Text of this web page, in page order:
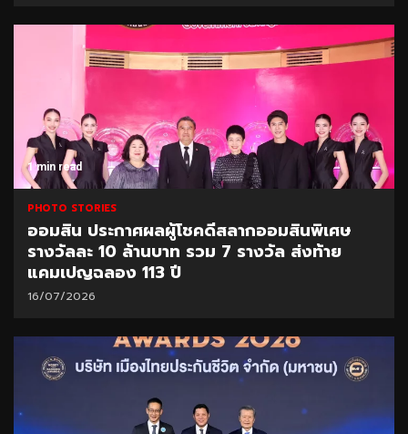
1 min read
PHOTO STORIES
ออมสิน ประกาศผลผู้โชคดีสลากออมสินพิเศษ
รางวัลละ 10 ล้านบาท รวม 7 รางวัล ส่งท้าย
แคมเปญฉลอง 113 ปี
16/07/2026